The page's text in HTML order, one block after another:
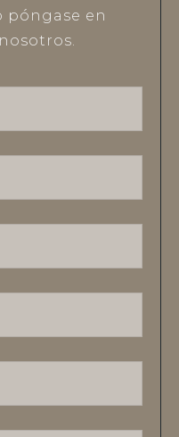
póngase en